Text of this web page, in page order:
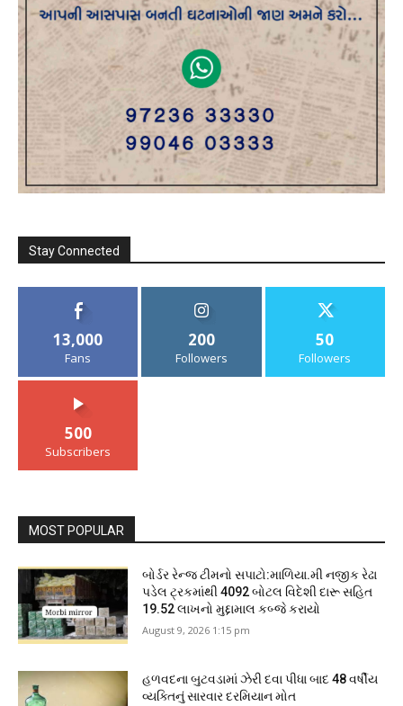
Stay Connected
13,000
Fans
200
Followers
50
Followers
500
Subscribers
MOST POPULAR
બોર્ડર રેન્જ ટીમનો સપાટો:માળિયા.મી નજીક રેઢા
પડેલ ટ્રકમાંથી 4092 બોટલ વિદેશી દારૂ સહિત
19.52 લાખનો મુદ્દામાલ કબ્જે કરાયો
August 9, 2026 1:15 pm
હળવદના બુટવડામાં ઝેરી દવા પીધા બાદ 48 વર્ષીય
વ્યક્તિનું સારવાર દરમિયાન મોત